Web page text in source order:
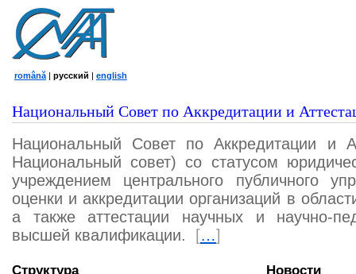
română | русский | english
Национальный Совет по Аккредитации и
Национальный Совет по Аккредитации и
Национальный совет) со статусом
учреждением центрального публичного
оценки и аккредитации организаций в
а также аттестации научных и научно-
высшей квалификации.
[…]
Структура Новости